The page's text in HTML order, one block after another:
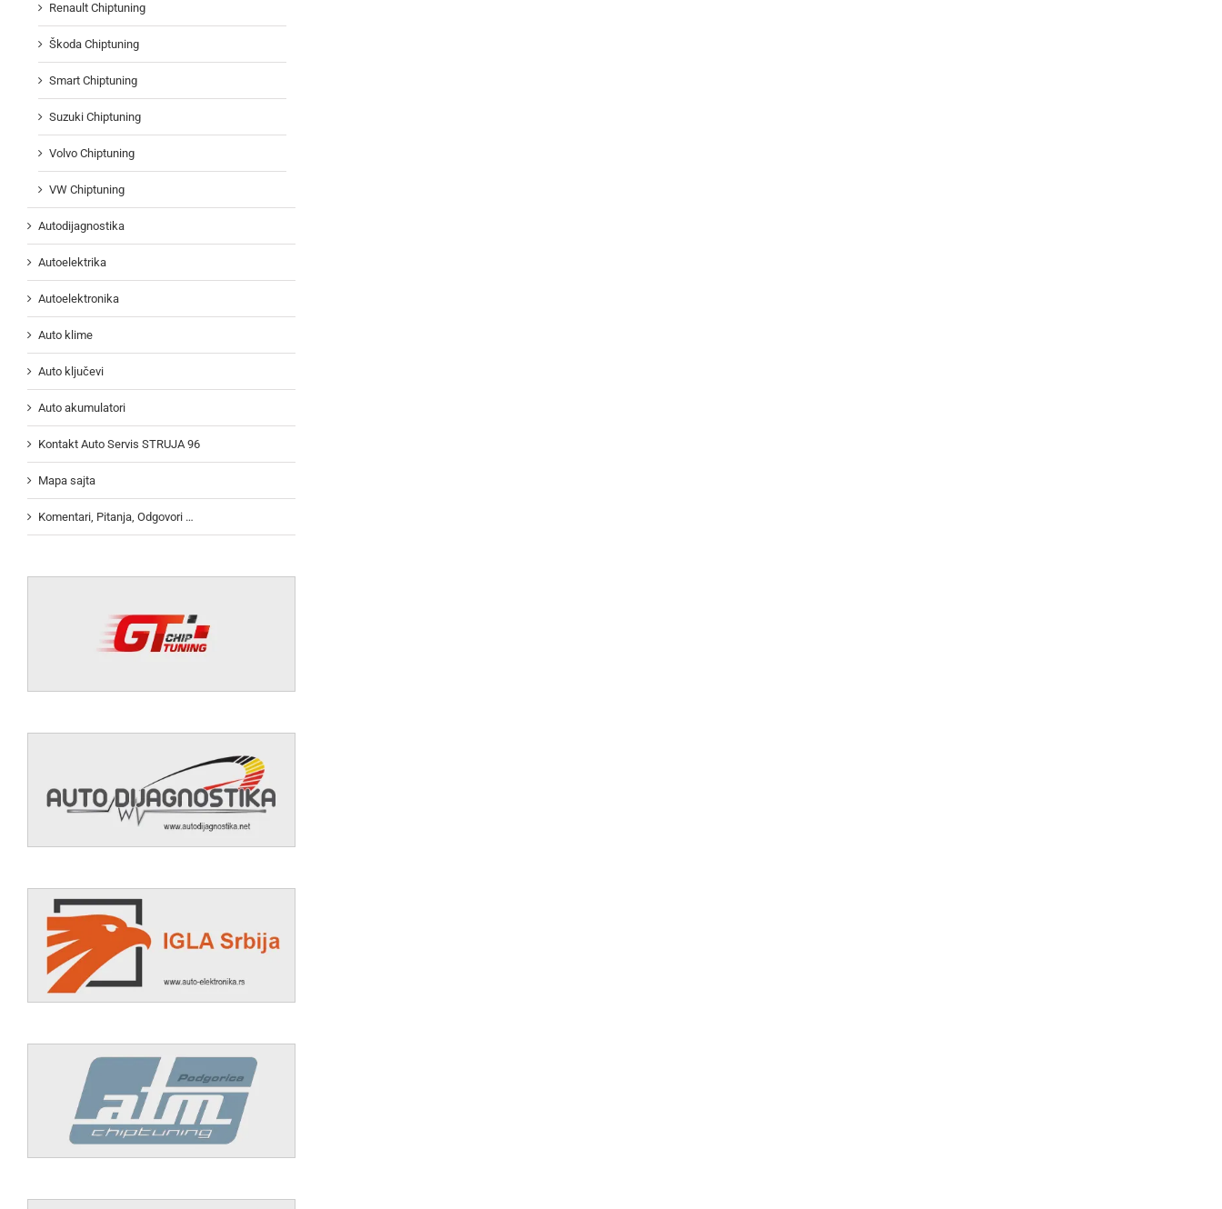
Renault Chiptuning
Škoda Chiptuning
Smart Chiptuning
Suzuki Chiptuning
Volvo Chiptuning
VW Chiptuning
Autodijagnostika
Autoelektrika
Autoelektronika
Auto klime
Auto ključevi
Auto akumulatori
Kontakt Auto Servis STRUJA 96
Mapa sajta
Komentari, Pitanja, Odgovori …